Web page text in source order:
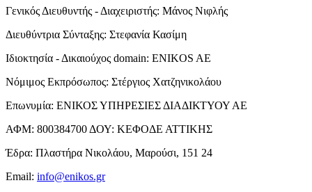
Γενικός Διευθυντής - Διαχειριστής: Μάνος Νιφλής
Διευθύντρια Σύνταξης: Στεφανία Κασίμη
Ιδιοκτησία - Δικαιούχος domain: ENIKOS AE
Νόμιμος Εκπρόσωπος: Στέργιος Χατζηνικολάου
Επωνυμία: ΕΝΙΚΟΣ ΥΠΗΡΕΣΙΕΣ ΔΙΑΔΙΚΤΥΟΥ ΑΕ
ΑΦΜ: 800384700 ΔΟΥ: ΚΕΦΟΔΕ ΑΤΤΙΚΗΣ
Έδρα: Πλαστήρα Νικολάου, Μαρούσι, 151 24
Email: info@enikos.gr